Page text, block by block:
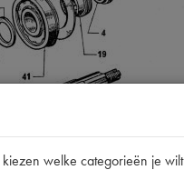
welke categorieën je wilt